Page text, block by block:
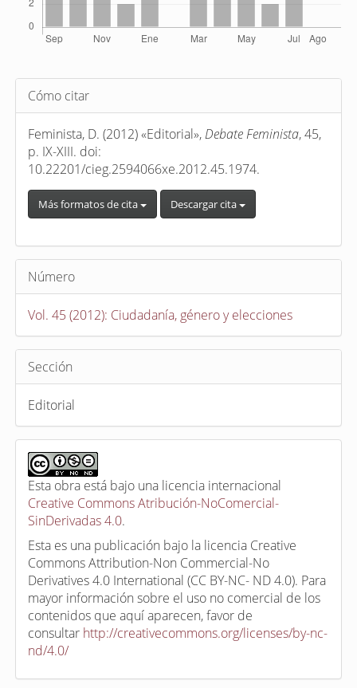
Detalles
del
artículo
Cómo citar
Feminista, D. (2012) «Editorial», Debate Feminista, 45,
p. IX-XIII. doi:
10.22201/cieg.2594066xe.2012.45.1974.
Más formatos de cita Descargar cita
Número
Vol. 45 (2012): Ciudadanía, género y elecciones
Sección
Editorial
Esta obra está bajo una licencia internacional
Creative Commons Atribución-NoComercial-
SinDerivadas 4.0.
Esta es una publicación bajo la licencia Creative
Commons Attribution-Non Commercial-No
Derivatives 4.0 International (CC BY-NC- ND 4.0). Para
mayor información sobre el uso no comercial de los
contenidos que aquí aparecen, favor de
consultar http://creativecommons.org/licenses/by-nc-
nd/4.0/